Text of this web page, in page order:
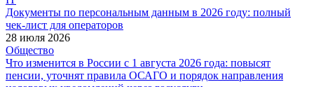
Документы по персональным данным в 2026 году: полный
чек-лист для операторов
28 июля 2026
Общество
Что изменится в России с 1 августа 2026 года: повысят
пенсии, уточнят правила ОСАГО и порядок направления